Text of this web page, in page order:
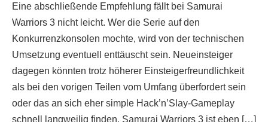
Eine abschließende Empfehlung fällt bei Samurai
Warriors 3 nicht leicht. Wer die Serie auf den
Konkurrenzkonsolen mochte, wird von der technischen
Umsetzung eventuell enttäuscht sein. Neueinsteiger
dagegen könnten trotz höherer Einsteigerfreundlichkeit
als bei den vorigen Teilen vom Umfang überfordert sein
oder das an sich eher simple Hack’n’Slay-Gameplay
schnell langweilig finden. Samurai Warriors 3 ist eben […]